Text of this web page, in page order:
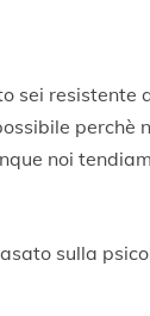
sei resistente
noi
sulla